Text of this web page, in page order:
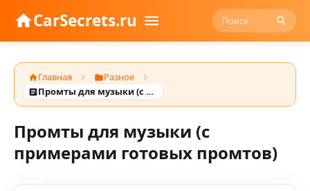
CarSecrets.ru
Главная
Разное
Промты для музыки (с примерами готовых промтов)
Промты для музыки (с
примерами готовых промтов)